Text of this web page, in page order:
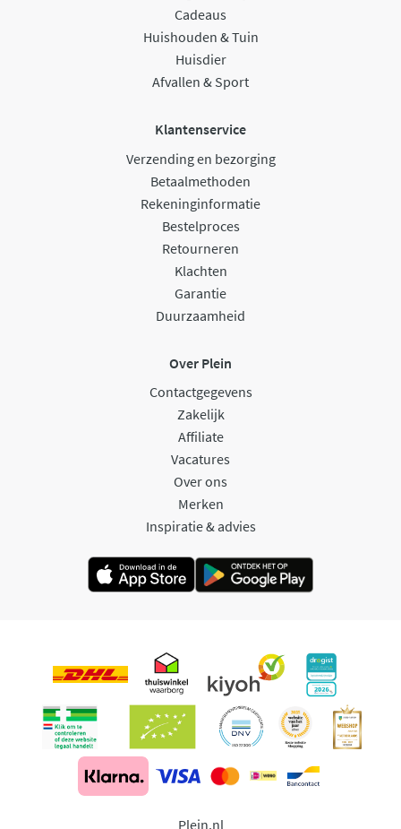
Cadeaus
Huishouden & Tuin
Huisdier
Afvallen & Sport
Klantenservice
Verzending en bezorging
Betaalmethoden
Rekeninginformatie
Bestelproces
Retourneren
Klachten
Garantie
Duurzaamheid
Over Plein
Contactgegevens
Zakelijk
Affiliate
Vacatures
Over ons
Merken
Inspiratie & advies
Plein.nl